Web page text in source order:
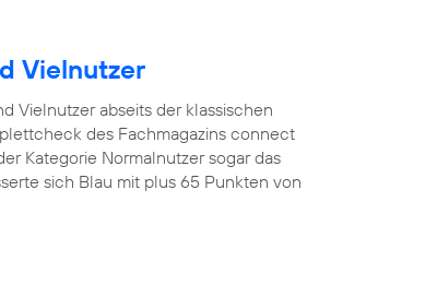
Vielnutzer
Vielnutzer abseits der klassischen
des Fachmagazins connect
Kategorie Normalnutzer sogar das
sich Blau mit plus 65 Punkten von